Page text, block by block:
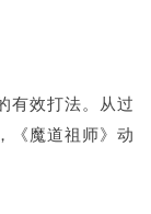
有效打法。从过
《魔道祖师》动